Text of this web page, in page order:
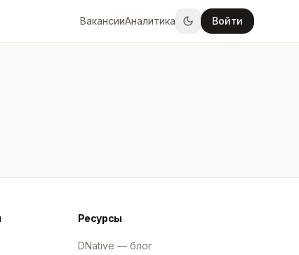
ВакансииАналитика Войти
Ресурсы
DNative — блог